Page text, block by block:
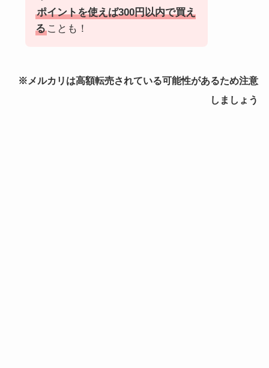
ポイントを使えば300円以内で買え
ることも！
※メルカリは高額転売されている可能性があるため注意
しましょう